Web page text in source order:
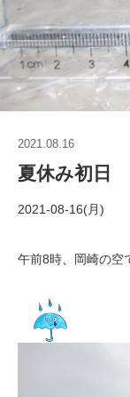
2021.08.16
夏休み初日
2021-08-16(月)
午前8時、岡崎の空